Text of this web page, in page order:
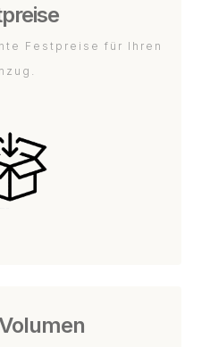
Festpreise für Ihren